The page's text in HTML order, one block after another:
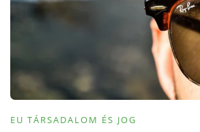
EU TÁRSADALOM ÉS JOG